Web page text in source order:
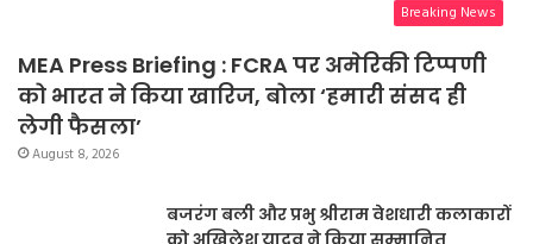
Breaking News
MEA Press Briefing : FCRA पर अमेरिकी टिप्पणी
को भारत ने किया खारिज, बोला ‘हमारी संसद ही
लेगी फैसला’
August 8, 2026
बजरंग बली और प्रभु श्रीराम वेशधारी कलाकारों